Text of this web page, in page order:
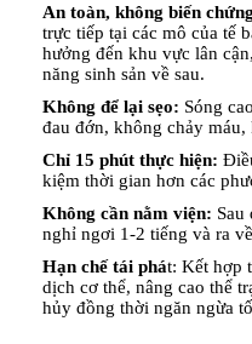
An toàn, không biến
trực tiếp tại các mô của tế
hưởng đến khu vực lân
năng sinh sản về sau.
Không để lại sẹo: Sóng
đau đớn, không chảy
Chỉ 15 phút thực hiện:
kiệm thời gian hơn các
Không cần nằm viện: Sau
nghỉ ngơi 1-2 tiếng và ra
Hạn chế tái phát: Kết hợp
dịch cơ thể, nâng cao thể
hủy đồng thời ngăn ngừa